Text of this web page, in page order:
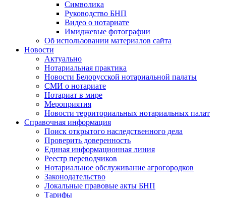
Символика
Руководство БНП
Видео о нотариате
Имиджевые фотографии
Об использовании материалов сайта
Новости
Актуально
Нотариальная практика
Новости Белорусской нотариальной палаты
СМИ о нотариате
Нотариат в мире
Мероприятия
Новости территориальных нотариальных палат
Справочная информация
Поиск открытого наследственного дела
Проверить доверенность
Единая информационная линия
Реестр переводчиков
Нотариальное обслуживание агрогородков
Законодательство
Локальные правовые акты БНП
Тарифы